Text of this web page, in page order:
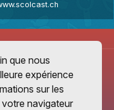
que nous
expérience
sur les
navigateur